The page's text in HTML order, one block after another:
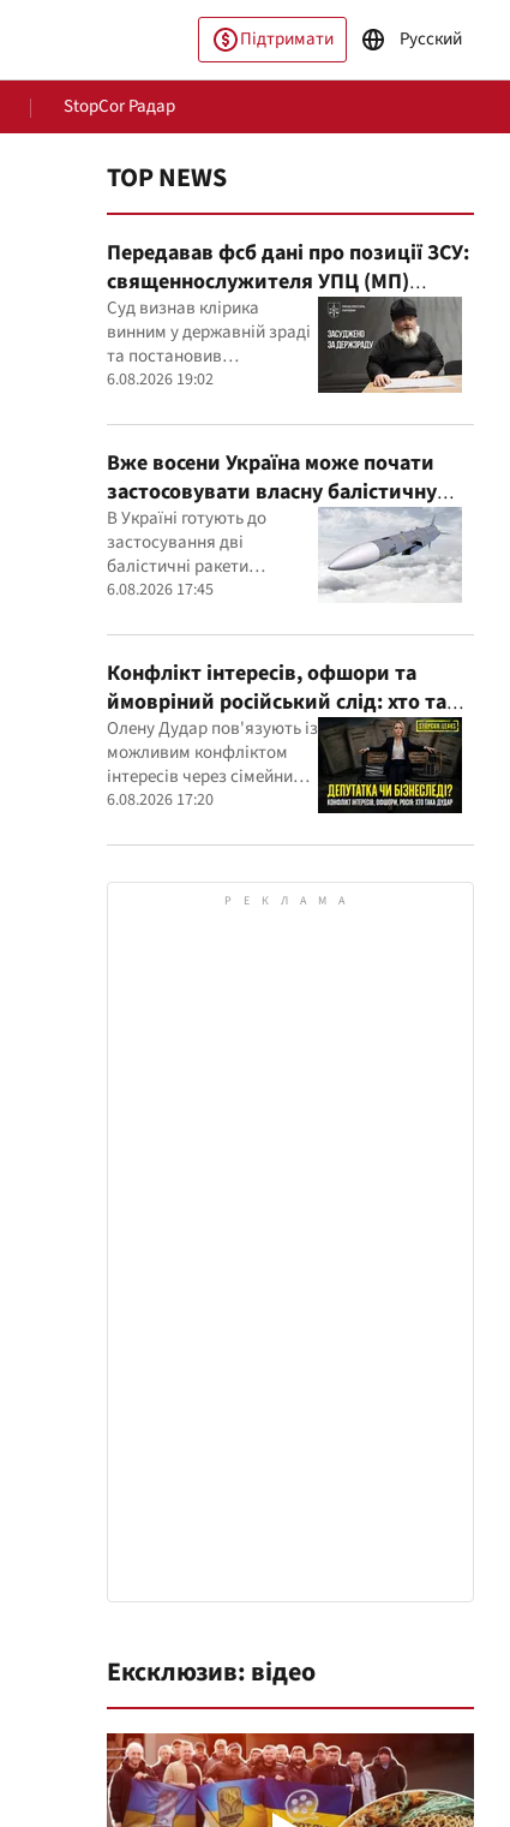
Підтримати Русский
StopCor Радар
TOP NEWS
Передавав фсб дані про позиції ЗСУ:
священнослужителя УПЦ (МП)
засудили до 15 років
Суд визнав клірика
винним у державній зраді
та постановив
конфіскувати його майно
6.08.2026 19:02
Вже восени Україна може почати
застосовувати власну балістичну
ракету FP-7 по ворожих цілях
В Україні готують до
застосування дві
балістичні ракети
власного виробництва
6.08.2026 17:45
Конфлікт інтересів, офшори та
ймовріний російський слід: хто така
Олена Дудар
Олену Дудар пов'язують із
можливим конфліктом
інтересів через сімейний
будівельний бізнес,
справи
6.08.2026 17:20
Ексклюзив: відео